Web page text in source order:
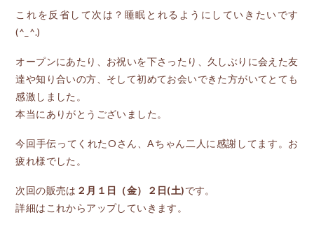
これを反省して次は？睡眠とれるようにしていきたいです
(^_^.)
オープンにあたり、お祝いを下さったり、久しぶりに会えた友
達や知り合いの方、そして初めてお会いできた方がいてとても
感激しました。
本当にありがとうございました。
今回手伝ってくれたOさん、Aちゃん二人に感謝してます。お
疲れ様でした。
次回の販売は ２月１日（金）２日(土)です。
詳細はこれからアップしていきます。